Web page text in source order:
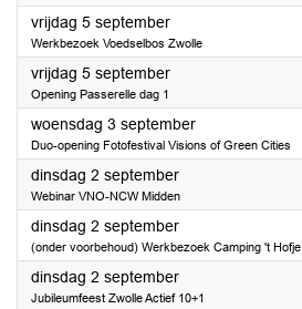
vrijdag 5 september2025
Werkbezoek Voedselbos Zwolle
vrijdag 5 september2025
Opening Passerelle dag 1
woensdag 3 september2025
Duo-opening Fotofestival Visions of Green Cities
dinsdag 2 september2025
Webinar VNO-NCW Midden
dinsdag 2 september2025
(onder voorbehoud) Werkbezoek Camping 't Hofje
dinsdag 2 september2025
Jubileumfeest Zwolle Actief 10+1